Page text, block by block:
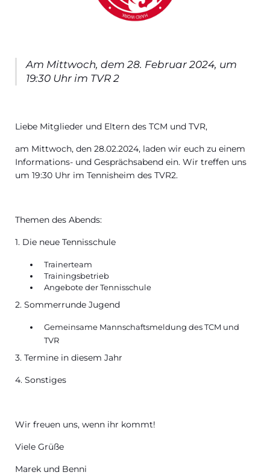
Am Mittwoch, dem 28. Februar 2024, um
19:30 Uhr im TVR 2
Liebe Mitglieder und Eltern des TCM und TVR,
am Mittwoch, den 28.02.2024, laden wir euch zu einem
Informations- und Gesprächsabend ein. Wir treffen uns
um 19:30 Uhr im Tennisheim des TVR2.
Themen des Abends:
1. Die neue Tennisschule
Trainerteam
Trainingsbetrieb
Angebote der Tennisschule
2. Sommerrunde Jugend
Gemeinsame Mannschaftsmeldung des TCM und
TVR
3. Termine in diesem Jahr
4. Sonstiges
Wir freuen uns, wenn ihr kommt!
Viele Grüße
Marek und Benni